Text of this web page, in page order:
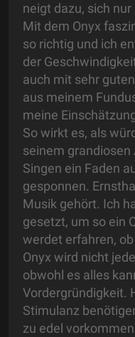
neigt dazu, sich
Mit dem Onyx
so richtig und ich
der
auch mit sehr
aus meinem
meine
So wirkt es, als
seinem
Singen ein Faden
gesponnen.
Musik gehört. Ich
gesetzt, um so ein
werdet erfahren,
Onyx wird nicht
obwohl es alles
Vordergründigkeit.
Stimulanz
zu edel